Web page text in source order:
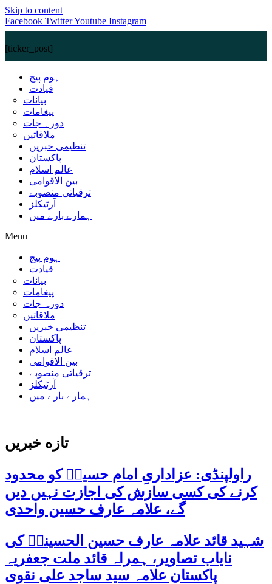
Skip to content
Facebook TwitterYoutube Instagram
[ticker_post]
ہوم پیج
قیادت
بیانات
پیغامات
دورہ جات
ملاقاتیں
تنظیمی خبریں
پاکستان
عالم اسلام
بین الاقوامی
ترقیاتی منصوبے
آرٹیکلز
ہمارے بارے میں
Menu
ہوم پیج
قیادت
بیانات
پیغامات
دورہ جات
ملاقاتیں
تنظیمی خبریں
پاکستان
عالم اسلام
بین الاقوامی
ترقیاتی منصوبے
آرٹیکلز
ہمارے بارے میں
تازه خبریں
راولپنڈی: عزاداریِ امام حسینؑ کو محدود
کرنے کی کسی سازش کی اجازت نہیں دیں
گے، علامہ عارف حسین واحدی
شہید قائد علامہ عارف حسین الحسینیؒ کی
نایاب تصاویر، ہمراہ قائد ملت جعفریہ
پاکستان علامہ سید ساجد علی نقوی